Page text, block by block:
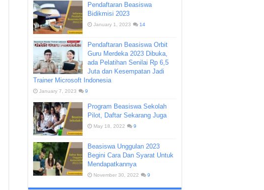
Pendaftaran Beasiswa
Bidikmisi 2023
January 1, 2023 14
Pendaftaran Beasiswa Orbit
Guru Merdeka 2023 Dibuka,
ada Pelatihan Senilai Rp 6,5
Juta dan Kesempatan Jadi
Trainer Microsoft Indonesia
January 7, 2023 9
Program Beasiswa Sekolah
Pilot, Daftar Sekarang Juga
May 18, 2022 9
Beasiswa Unggulan 2023
Begini Cara Dan Syarat Untuk
Mendapatkannya
November 30, 2022 9